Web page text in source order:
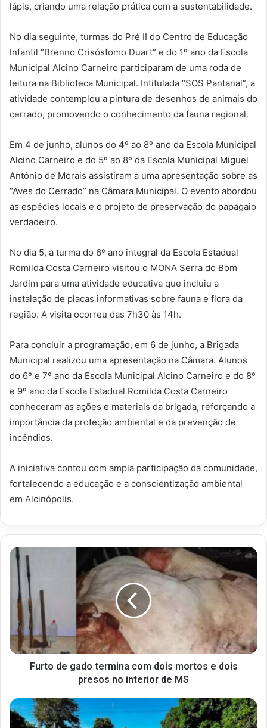
lápis, criando uma relação prática com a sustentabilidade.
No dia seguinte, turmas do Pré II do Centro de Educação
Infantil “Brenno Crisóstomo Duart” e do 1º ano da Escola
Municipal Alcino Carneiro participaram de uma roda de
leitura na Biblioteca Municipal. Intitulada “SOS Pantanal”, a
atividade contemplou a pintura de desenhos de animais do
cerrado, promovendo o conhecimento da fauna regional.
Em 4 de junho, alunos do 4º ao 8º ano da Escola Municipal
Alcino Carneiro e do 5º ao 8º da Escola Municipal Miguel
Antônio de Morais assistiram a uma apresentação sobre as
“Aves do Cerrado” na Câmara Municipal. O evento abordou
as espécies locais e o projeto de preservação do papagaio
verdadeiro.
No dia 5, a turma do 6º ano integral da Escola Estadual
Romilda Costa Carneiro visitou o MONA Serra do Bom
Jardim para uma atividade educativa que incluiu a
instalação de placas informativas sobre fauna e flora da
região. A visita ocorreu das 7h30 às 14h.
Para concluir a programação, em 6 de junho, a Brigada
Municipal realizou uma apresentação na Câmara. Alunos
do 6º e 7º ano da Escola Municipal Alcino Carneiro e do 8º
e 9º ano da Escola Estadual Romilda Costa Carneiro
conheceram as ações e materiais da brigada, reforçando a
importância da proteção ambiental e da prevenção de
incêndios.
A iniciativa contou com ampla participação da comunidade,
fortalecendo a educação e a conscientização ambiental
em Alcinópolis.
Furto de gado termina com dois mortos e dois
presos no interior de MS